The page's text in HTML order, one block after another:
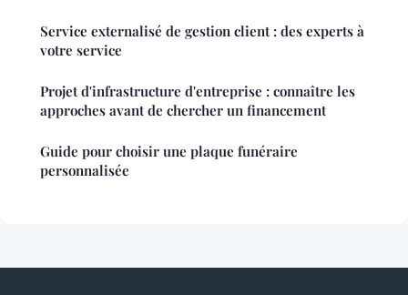
Service externalisé de gestion client : des experts à
votre service
Projet d'infrastructure d'entreprise : connaître les
approches avant de chercher un financement
Guide pour choisir une plaque funéraire
personnalisée